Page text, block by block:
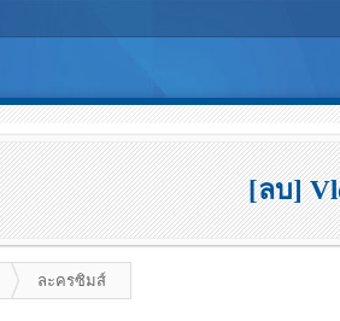
[ลบ]
ละครซิมส์